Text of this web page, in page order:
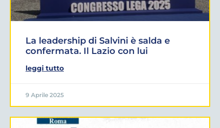
La leadership di Salvini è salda e
confermata. Il Lazio con lui
leggi tutto
9 Aprile 2025